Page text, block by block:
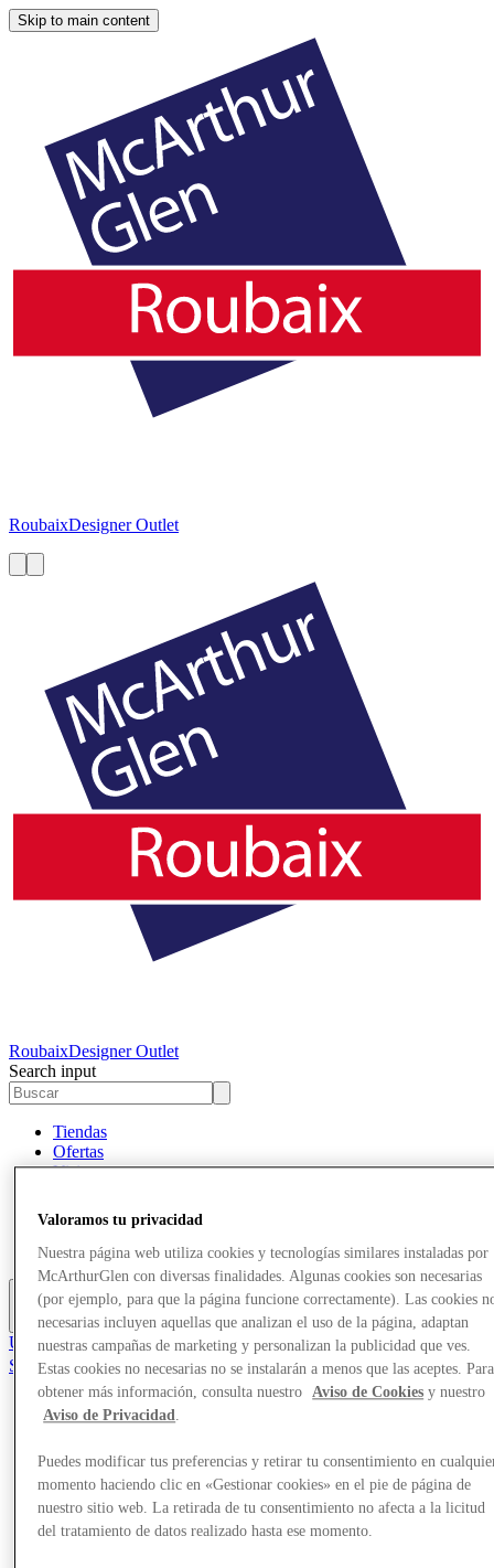
Skip to main content
RoubaixDesigner Outlet
RoubaixDesigner Outlet
Search input
Tiendas
Ofertas
Visita
Comer y beber
Tarjetas regalo
Servicios
Más
Únete al Club
Salvado
Tiendas
Visita
¿Qué pasa?
Comer y beber
Tarjetas regalo
Servicios
Valoramos tu privacidad
Nuestra página web utiliza cookies y tecnologías similares instaladas por
McArthurGlen con diversas finalidades. Algunas cookies son necesarias
(por ejemplo, para que la página funcione correctamente). Las cookies
necesarias incluyen aquellas que analizan el uso de la página, adaptan
nuestras campañas de marketing y personalizan la publicidad que ves.
Estas cookies no necesarias no se instalarán a menos que las aceptes. Para
obtener más información, consulta nuestro
Aviso de Cookies y nuestro
Aviso de Privacidad.
Puedes modificar tus preferencias y retirar tu consentimiento en
momento haciendo clic en «Gestionar cookies» en el pie de página de
nuestro sitio web. La retirada de tu consentimiento no afecta a la licitud
del tratamiento de datos realizado hasta ese momento.